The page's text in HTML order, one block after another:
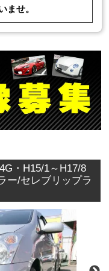
ませ。
・H15/1～H17/8
ー/セレブリップラ